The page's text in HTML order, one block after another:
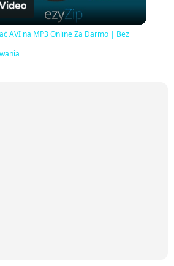
Video
AVI na MP3 Online Za Darmo | Bez